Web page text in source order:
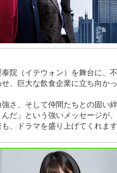
院（イテウォン）を舞台に、
、巨大な飲食企業に立ち向か
さ、そして仲間たちとの固い
だ」という強いメッセージが
、ドラマを盛り上げてくれます